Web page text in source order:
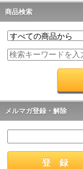
商品検索
メルマガ登録・解除